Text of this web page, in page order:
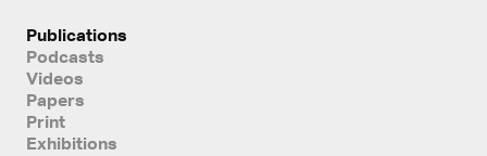
Publications
Podcasts
Videos
Papers
Print
Exhibitions